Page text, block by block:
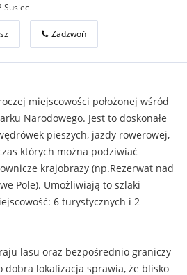
Susiec
Zadzwoń
miejscowości położonej wśród
Narodowego. Jest to doskonałe
pieszych, jazdy rowerowej,
których można podziwiać
krajobrazy (np.Rezerwat nad
Pole). Umożliwiają to szlaki
6 turystycznych i 2
lasu oraz bezpośrednio graniczy
dobra lokalizacja sprawia, że blisko